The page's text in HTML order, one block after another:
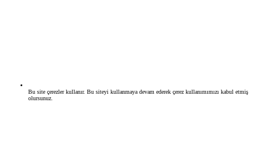
Bu site çerezler kullanır. Bu siteyi kullanmaya devam ederek çerez kullanımımızı kabul etmiş
olursunuz.